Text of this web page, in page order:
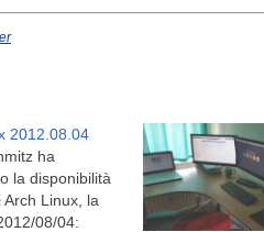
2012.08.04
ha
la disponibilità
Arch Linux, la
08/04: